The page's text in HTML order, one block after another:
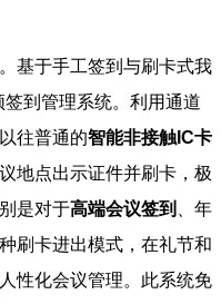
基于手工签到与刷卡式我
到管理系统。利用通道
往普通的智能非接触IC卡
地点出示证件并刷卡，极
是对于高端会议签到
、年
刷卡进出模式，在礼节和
性化会议管理。此系统免